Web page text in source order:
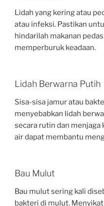
Lidah yang kering atau
atau infeksi. Pastikan
hindarilah makanan
memperburuk keadaan.
Lidah Berwarna Putih
Sisa-sisa jamur atau
menyebabkan lidah
secara rutin dan
air dapat membantu
Bau Mulut
Bau mulut sering kali
bakteri di mulut.